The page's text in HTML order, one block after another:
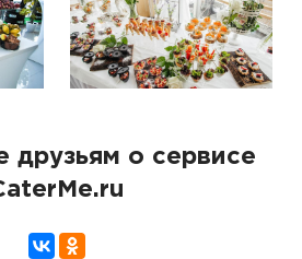
друзьям о сервисе